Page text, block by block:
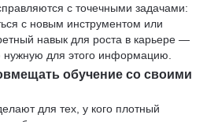
с точечными задачами:
с новым инструментом или
навык для роста в карьере —
нужную для этого информацию.
обучение со своими
для тех, у кого плотный